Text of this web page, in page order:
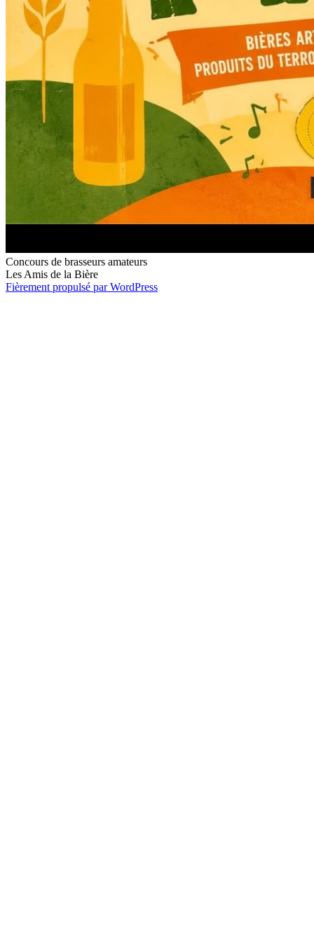
Concours de brasseurs amateurs
Les Amis de la Bière
Fièrement propulsé par WordPress